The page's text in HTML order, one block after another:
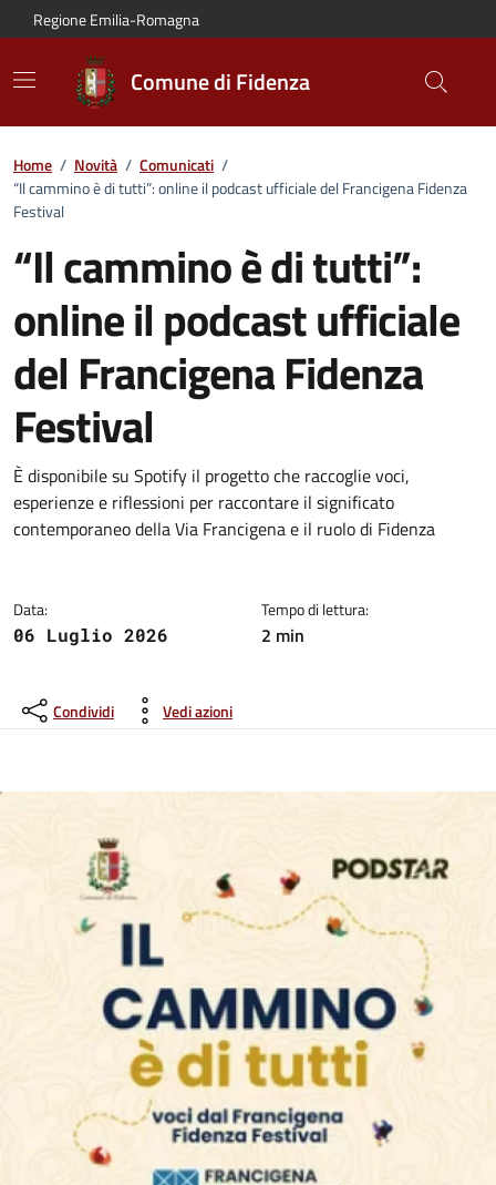
Vai al contenuto principale
Vai alla navigazione del sito
Vai al piede di pagina
Regione Emilia-Romagna
Comune di Fidenza
Home / Novità / Comunicati /
“Il cammino è di tutti”: online il podcast ufficiale del Francigena Fidenza
Festival
“Il cammino è di tutti”:
online il podcast ufficiale
del Francigena Fidenza
Festival
Dettagli del comunicato:
È disponibile su Spotify il progetto che raccoglie voci,
esperienze e riflessioni per raccontare il significato
contemporaneo della Via Francigena e il ruolo di Fidenza
Data:
06 Luglio 2026
Tempo di lettura:
2 min
Condividi Vedi azioni